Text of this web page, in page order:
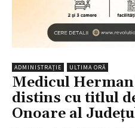
ADMINISTRAȚIE ULTIMA ORĂ
Medicul
distins cu titlul
Onoare al